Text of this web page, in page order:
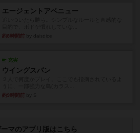
エージェントアベニュー
約8時間前
充実
ウイングスパン
約9時間前
マのアプリ版はこちら